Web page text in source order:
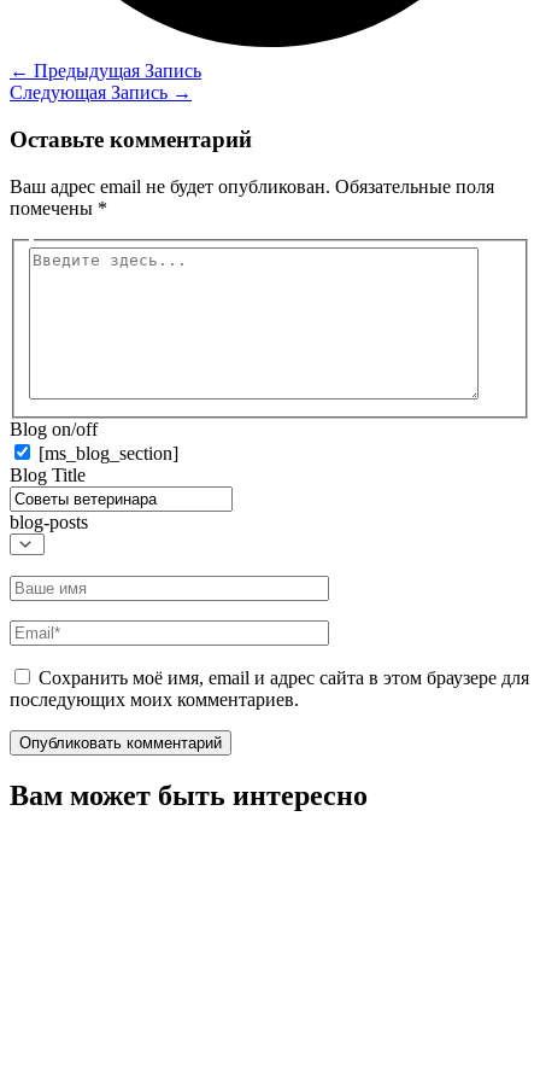
← Предыдущая Запись
Следующая Запись →
Оставьте комментарий
Ваш адрес email не будет опубликован. Обязательные поля
помечены *
Введите
Blog on/off
[ms_blog_section]
Blog Title
blog-posts
Название*
Email*
Сохранить моё имя, email и адрес сайта в этом браузере для
последующих моих комментариев.
Вам может быть интересно